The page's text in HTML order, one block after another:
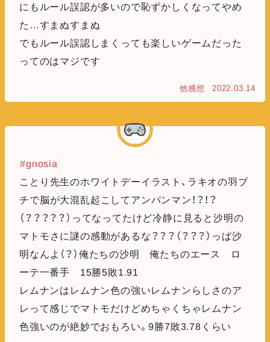
にもルール誤認が多いので恥ずかしくなってやめ
た…すまぬすまぬ
でもルール誤認しまくっても楽しいゲームだった
ってのはマジです
他感想 2022.03.14
#gnosia
ことり先生のホワイトデーイラスト、ラキオの羽ブ
チで脳が大混乱起こしてアンパンマン！？！？
（？？？？？）ってなってたけど冷静に見ると沙明の
マトモさに謎の感動があるな？？？（？？？）っぱ沙
明なんよ（？）俺たちの沙明 俺たちのエース ロ
ーテ一番手 15勝5敗1.91
レムナンはレムナン色の強いレムナンらしさのア
レって感じでマトモだけどめちゃくちゃレムナン
色強いのが絶妙でおもろい。9勝7敗3.78くらい